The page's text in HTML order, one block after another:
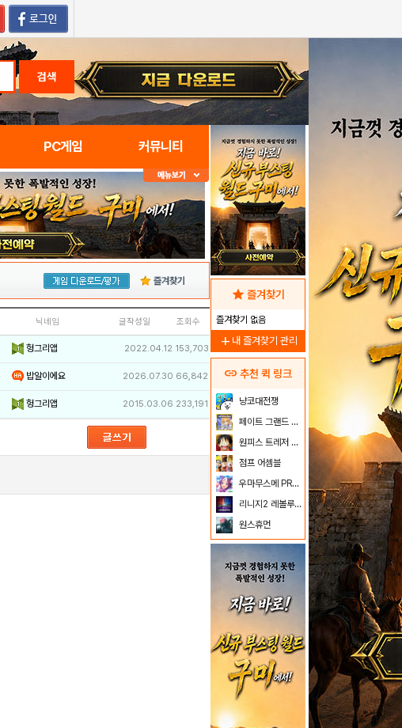
검색
PC게임 커뮤니티
즐겨찾기
닉네임 글작성일 조회수
헝그리앱 2022.04.12 153,703
밥알이에요 2026.07.30 66,842
헝그리앱 2015.03.06 233,191
star 즐겨찾기
즐겨찾기 없음
add 내 즐겨찾기 관리
link 추천 퀵 링크
냥코대전쟁
페이트 그랜드 오더
원피스 트레저 크루즈
점프 어셈블
우마무스메 PRETTY DERBY
리니지2 레볼루션
원스휴먼